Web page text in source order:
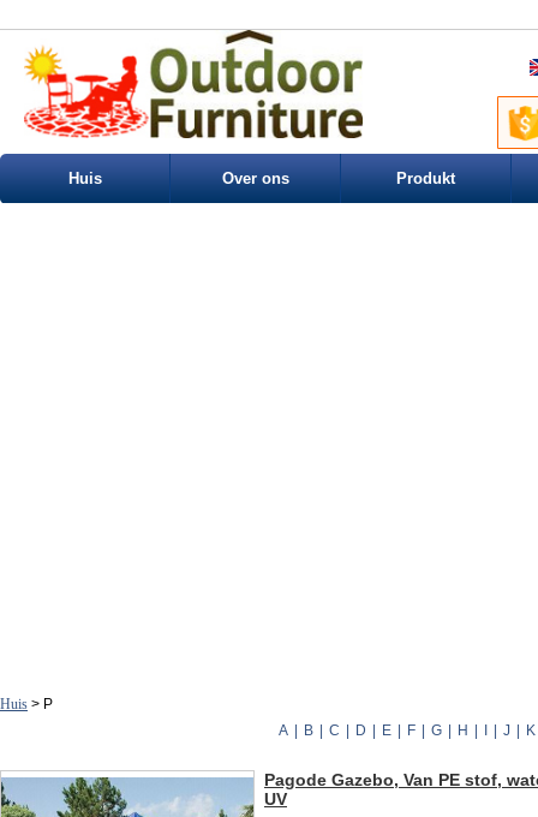
Huis Over ons Produkt
Huis > P
A
B C D E F G H J K
Pagode Gazebo, Van PE stof,
UV